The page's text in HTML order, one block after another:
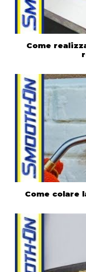
Come
Come colare